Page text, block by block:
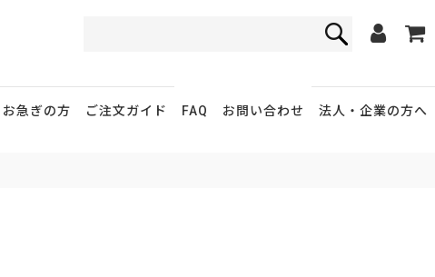
法人・企業の方へ
ご注文ガイド
お急ぎの方 FAQ お問い合わせ